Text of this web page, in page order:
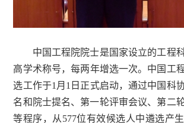
中国工程院院士是国家设立的工程
高学术称号，每两年增选一次。中国工
选工作于1月1日正式启动，通过中国科
名和院士提名、第一轮评审会议、第二
等程序，从577位有效候选人中遴选产